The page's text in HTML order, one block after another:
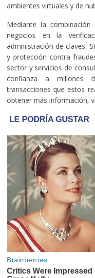
ambientes virtuales y de
Mediante la
negocios en la
administración de claves,
y protección contra
sector y servicios de
confianza a millones
transacciones que estos
obtener más información,